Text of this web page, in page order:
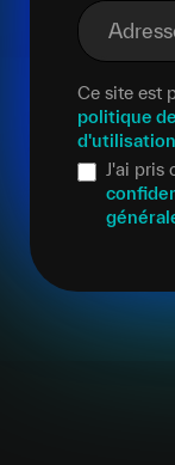
Ce site est
politique
d'utilisation
J'ai pris